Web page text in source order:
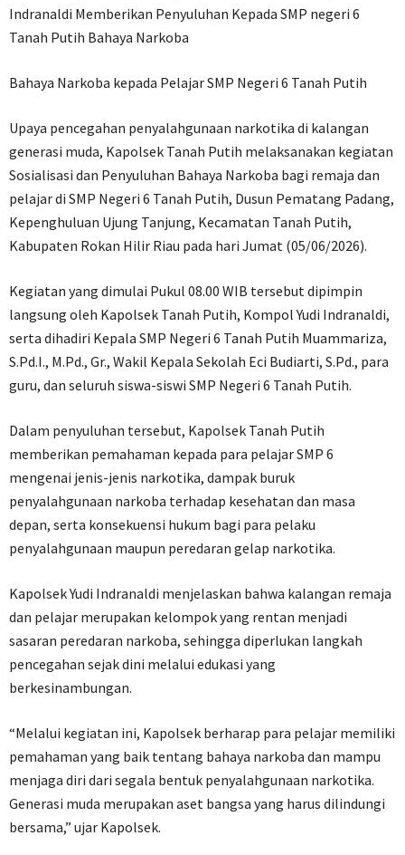
Indranaldi Memberikan Penyuluhan Kepada SMP negeri 6
Tanah Putih Bahaya Narkoba
Bahaya Narkoba kepada Pelajar SMP Negeri 6 Tanah Putih
Upaya pencegahan penyalahgunaan narkotika di kalangan
generasi muda, Kapolsek Tanah Putih melaksanakan kegiatan
Sosialisasi dan Penyuluhan Bahaya Narkoba bagi remaja dan
pelajar di SMP Negeri 6 Tanah Putih, Dusun Pematang Padang,
Kepenghuluan Ujung Tanjung, Kecamatan Tanah Putih,
Kabupaten Rokan Hilir Riau pada hari Jumat (05/06/2026).
Kegiatan yang dimulai Pukul 08.00 WIB tersebut dipimpin
langsung oleh Kapolsek Tanah Putih, Kompol Yudi Indranaldi,
serta dihadiri Kepala SMP Negeri 6 Tanah Putih Muammariza,
S.Pd.I., M.Pd., Gr., Wakil Kepala Sekolah Eci Budiarti, S.Pd., para
guru, dan seluruh siswa-siswi SMP Negeri 6 Tanah Putih.
Dalam penyuluhan tersebut, Kapolsek Tanah Putih
memberikan pemahaman kepada para pelajar SMP 6
mengenai jenis-jenis narkotika, dampak buruk
penyalahgunaan narkoba terhadap kesehatan dan masa
depan, serta konsekuensi hukum bagi para pelaku
penyalahgunaan maupun peredaran gelap narkotika.
Kapolsek Yudi Indranaldi menjelaskan bahwa kalangan remaja
dan pelajar merupakan kelompok yang rentan menjadi
sasaran peredaran narkoba, sehingga diperlukan langkah
pencegahan sejak dini melalui edukasi yang
berkesinambungan.
“Melalui kegiatan ini, Kapolsek berharap para pelajar memiliki
pemahaman yang baik tentang bahaya narkoba dan mampu
menjaga diri dari segala bentuk penyalahgunaan narkotika.
Generasi muda merupakan aset bangsa yang harus dilindungi
bersama,” ujar Kapolsek.